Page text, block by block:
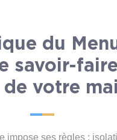
du
savoir-
de votre
impose ses règles :